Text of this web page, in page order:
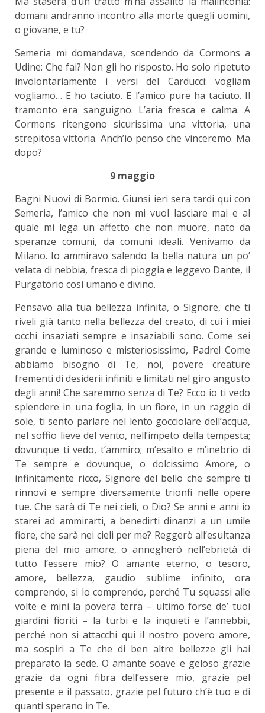
domani andranno incontro alla morte quegli uomini,
o giovane, e tu?
Semeria mi domandava, scendendo da Cormons a
Udine: Che fai? Non gli ho risposto. Ho solo ripetuto
involontariamente i versi del Carducci: vogliam
vogliamo… E ho taciuto. E l’amico pure ha taciuto. Il
tramonto era sanguigno. L’aria fresca e calma. A
Cormons ritengono sicurissima una vittoria, una
strepitosa vittoria. Anch’io penso che vinceremo. Ma
dopo?
9 maggio
Bagni Nuovi di Bormio. Giunsi ieri sera tardi qui con
Semeria, l’amico che non mi vuol lasciare mai e al
quale mi lega un affetto che non muore, nato da
speranze comuni, da comuni ideali. Venivamo da
Milano. Io ammiravo salendo la bella natura un po’
velata di nebbia, fresca di pioggia e leggevo Dante, il
Purgatorio così umano e divino.
Pensavo alla tua bellezza infinita, o Signore, che ti
riveli già tanto nella bellezza del creato, di cui i miei
occhi insaziati sempre e insaziabili sono. Come sei
grande e luminoso e misteriosissimo, Padre! Come
abbiamo bisogno di Te, noi, povere creature
frementi di desiderii infiniti e limitati nel giro angusto
degli anni! Che saremmo senza di Te? Ecco io ti vedo
splendere in una foglia, in un fiore, in un raggio di
sole, ti sento parlare nel lento gocciolare dell’acqua,
nel soffio lieve del vento, nell’impeto della tempesta;
dovunque ti vedo, t’ammiro; m’esalto e m’inebrio di
Te sempre e dovunque, o dolcissimo Amore, o
infinitamente ricco, Signore del bello che sempre ti
rinnovi e sempre diversamente trionfi nelle opere
tue. Che sarà di Te nei cieli, o Dio? Se anni e anni io
starei ad ammirarti, a benedirti dinanzi a un umile
fiore, che sarà nei cieli per me? Reggerò all’esultanza
piena del mio amore, o annegherò nell’ebrietà di
tutto l’essere mio? O amante eterno, o tesoro,
amore, bellezza, gaudio sublime infinito, ora
comprendo, si lo comprendo, perché Tu squassi alle
volte e mini la povera terra – ultimo forse de’ tuoi
giardini fioriti – la turbi e la inquieti e l’annebbii,
perché non si attacchi qui il nostro povero amore,
ma sospiri a Te che di ben altre bellezze gli hai
preparato la sede. O amante soave e geloso grazie
grazie da ogni fibra dell’essere mio, grazie pel
presente e il passato, grazie pel futuro ch’è tuo e di
quanti sperano in Te.